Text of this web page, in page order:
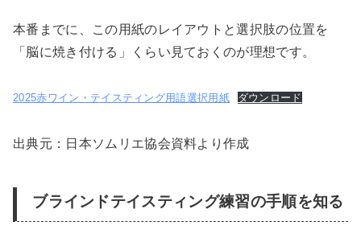
本番までに、この用紙のレイアウトと選択肢の位置を
「脳に焼き付ける」くらい見ておくのが理想です。
2025赤ワイン・テイスティング用語選択用紙 ダウンロード
出典元：日本ソムリエ協会資料より作成
ブラインドテイスティング練習の手順を知る